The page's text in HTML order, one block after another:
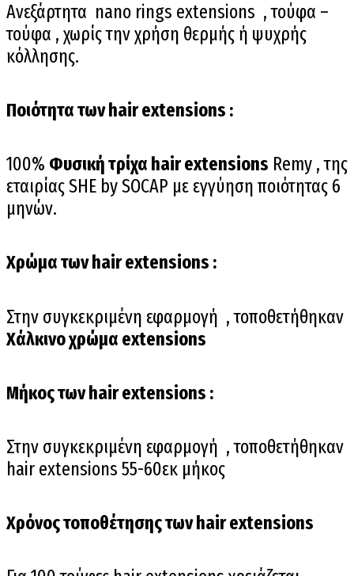
Ανεξάρτητα nano rings extensions , τούφα –
τούφα , χωρίς την χρήση θερμής ή ψυχρής
κόλλησης.
Ποιότητα των hair extensions :
100% Φυσική τρίχα hair extensions Remy , της
εταιρίας SHE by SOCAP με εγγύηση ποιότητας 6
μηνών.
Χρώμα των hair extensions :
Στην συγκεκριμένη εφαρμογή , τοποθετήθηκαν
Χάλκινο χρώμα extensions
Μήκος των hair extensions :
Στην συγκεκριμένη εφαρμογή , τοποθετήθηκαν
hair extensions 55-60εκ μήκος
Χρόνος τοποθέτησης των hair extensions